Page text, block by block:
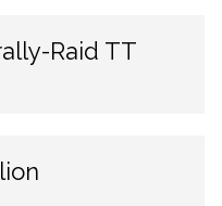
Raid TT